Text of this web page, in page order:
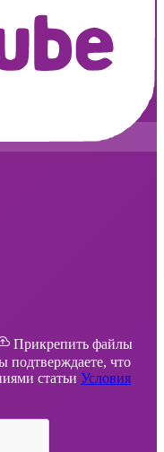
Прикрепить файлы
что
статьи Условия